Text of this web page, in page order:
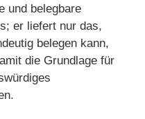
und belegbare
er liefert nur das,
belegen kann,
die Grundlage für